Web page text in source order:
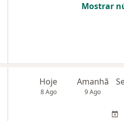
Mostrar
Hoje
8 Ago
Amanhã
9 Ago